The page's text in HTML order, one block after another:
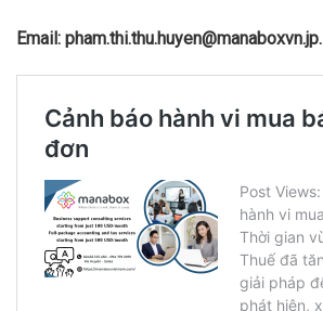
Email: pham.thi.thu.huyen@manaboxvn.jp.